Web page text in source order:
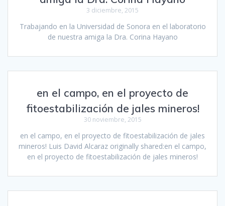
3 diciembre, 2015
Trabajando en la Universidad de Sonora en el laboratorio
de nuestra amiga la Dra. Corina Hayano
en el campo, en el proyecto de
fitoestabilización de jales mineros!
30 noviembre, 2015
en el campo, en el proyecto de fitoestabilización de jales
mineros! Luis David Alcaraz originally shared:en el campo,
en el proyecto de fitoestabilización de jales mineros!